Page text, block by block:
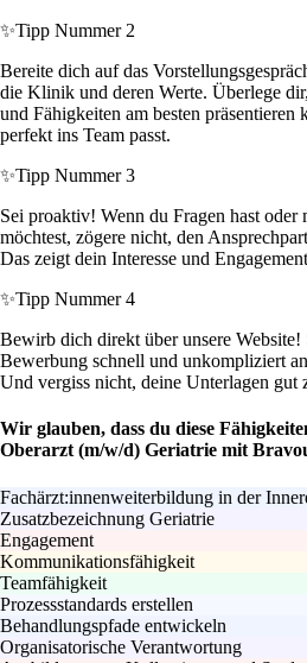
✨Tipp Nummer 2
Bereite dich auf das
die Klinik und deren Werte. Überlege
und Fähigkeiten am besten präsentieren
perfekt ins Team passt.
✨Tipp Nummer 3
Sei proaktiv! Wenn du Fragen hast oder
möchtest, zögere nicht, den
Das zeigt dein Interesse und
✨Tipp Nummer 4
Bewirb dich direkt über unsere Website!
Bewerbung schnell und unkompliziert
Und vergiss nicht, deine Unterlagen gut
Wir glauben, dass du diese
Oberarzt (m/w/d) Geriatrie mit
Fachärzt:innenweiterbildung in der
Zusatzbezeichnung Geriatrie
Engagement
Kommunikationsfähigkeit
Teamfähigkeit
Prozessstandards erstellen
Behandlungspfade entwickeln
Organisatorische Verantwortung